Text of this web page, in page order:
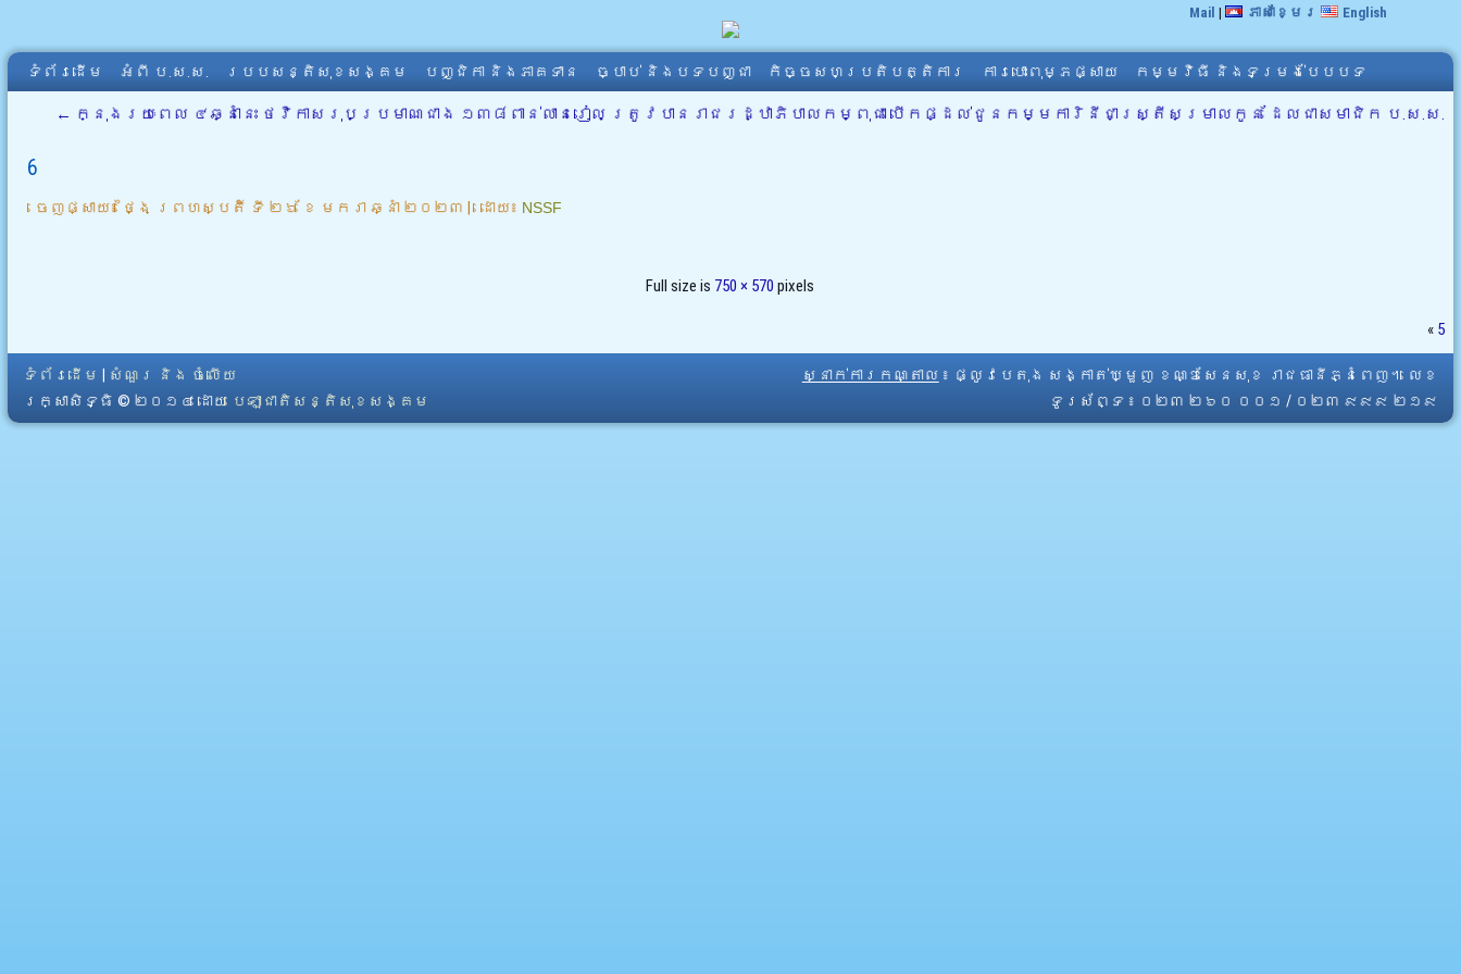
Mail | ភាសាខ្មែរ English
ទំព័រដើម អំពី​ ប.ស.ស. របបសន្តិសុខសង្គម បញ្ជិកា និងភាគទាន ច្បាប់ និងបទបញ្ជា កិច្ចសហប្រតិបត្តិការ ការបោះពុម្ភផ្សាយ កម្មវិធី និងទម្រង់បែបបទ
← ក្នុងរយៈពេល ៤ឆ្នាំនេះ ថវិកាសរុបប្រមាណជាង ១៣៨ពាន់លានរៀល ត្រូវបានរាជរដ្ឋាភិបាលកម្ពុជា បើកផ្ដល់ជូនកម្មការិនីជាស្រ្តីសម្រាលកូន ដែលជាសមាជិក ប.ស.ស.
6
ចេញផ្សាយ៖ ថ្ងៃ ព្រហស្បតិ៍ ទី ២៦ ខែ មករា ឆ្នាំ ២០២៣ | ដោយ៖ NSSF
Full size is 750 × 570 pixels
« 5
ទំព័រដើម
សំណួរ និង ចំលើយ
រក្សាសិទ្ធិ © ២០១៤ ដោយ​ បេឡាជាតិសន្តិសុខសង្គម
ស្នាក់ការកណ្តាល ៖ ផ្លូវបេតុង សង្កាត់ឃ្មួញ ខណ្ឌសែនសុខ រាជធានីភ្នំពេញ។ លេខ
ទូរស័ព្ទ ៖ ០២៣ ២៦០ ០០១ / ០២៣ ៩៩៩ ២១៩